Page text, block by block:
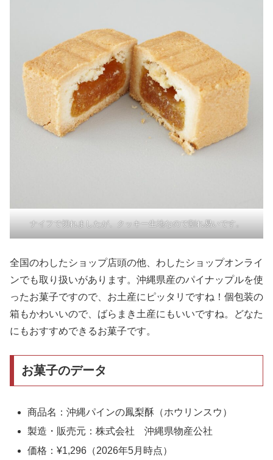
ナイフで切れましたが、クッキー生地なので割れ易いです。
全国のわしたショップ店頭の他、わしたショップオンライ
ンでも取り扱いがあります。沖縄県産のパイナップルを使
ったお菓子ですので、お土産にピッタリですね！個包装の
箱もかわいいので、ばらまき土産にもいいですね。どなた
にもおすすめできるお菓子です。
お菓子のデータ
商品名：沖縄パインの鳳梨酥（ホウリンスウ）
製造・販売元：株式会社 沖縄県物産公社
価格：¥1,296（2026年5月時点）